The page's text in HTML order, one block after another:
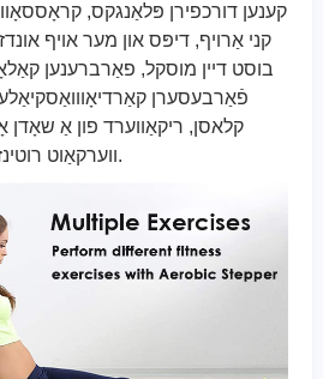
קענען דורכפירן פּלאַנגקס,
קני אַרויף, דיפּס און מער אויף
בוסט דיין מוסקל, פאַרברענען
פֿאַרבעסערן
קלאסן, ריקאַווערד פון אַ שאָדן
ווערקאַוט רוטינז אין שטוב / ספּאָרטזאַל.